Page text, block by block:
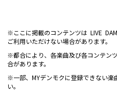
※ここに掲載のコンテンツは LIVE
ご利用いただけない場合があります。
※都合により、各楽曲及び各コンテン
合があります。
※一部、MYデンモクに登録できない楽
い。